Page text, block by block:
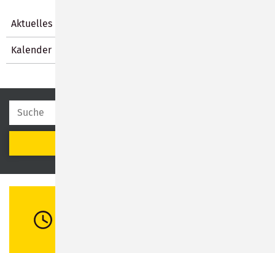
Aktuelles
Kalender